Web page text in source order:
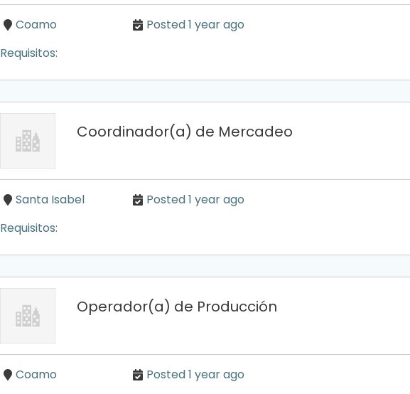
Coamo
Posted 1 year ago
Requisitos:
Coordinador(a) de Mercadeo
Santa Isabel
Posted 1 year ago
Requisitos:
Operador(a) de Producción
Coamo Posted 1 year ago